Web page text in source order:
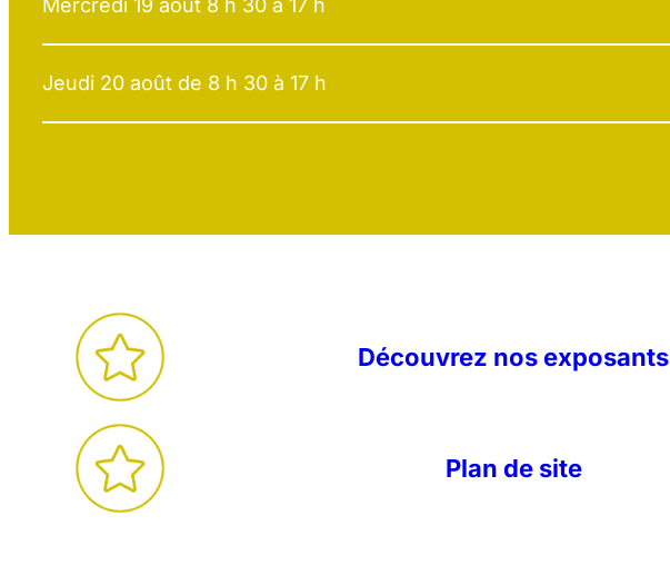
Mercredi 19 août 8 h 30 à 17 h
Jeudi 20 août de 8 h 30 à 17 h
Découvrez nos exposants
Plan de site